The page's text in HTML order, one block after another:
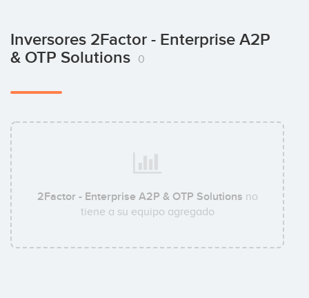
Inversores 2Factor - Enterprise A2P
& OTP Solutions
0
2Factor - Enterprise A2P & OTP Solutions no
tiene a su equipo agregado